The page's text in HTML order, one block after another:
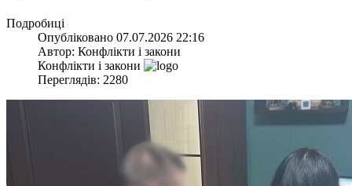
Подробиці
Опубліковано 07.07.2026 22:16
Автор: Конфлікти і закони
Конфлікти і закони
Переглядів: 2280